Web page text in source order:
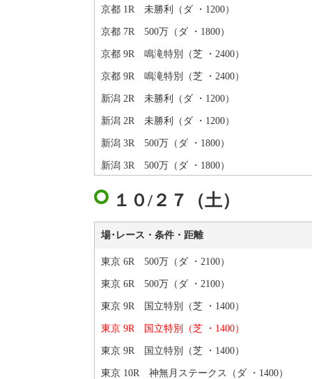
京都 1R 未勝利（ダ ・1200）
京都 7R 500万（ダ ・1800）
京都 9R 鳴滝特別（芝 ・2400）
京都 9R 鳴滝特別（芝 ・2400）
新潟 2R 未勝利（ダ ・1200）
新潟 2R 未勝利（ダ ・1200）
新潟 3R 500万（ダ ・1800）
新潟 3R 500万（ダ ・1800）
１０/２７（土）
場･レース・条件・距離
東京 6R 500万（ダ ・2100）
東京 6R 500万（ダ ・2100）
東京 9R 国立特別（芝 ・1400）
東京 9R 国立特別（芝 ・1400）
東京 9R 国立特別（芝 ・1400）
東京 10R 神無月ステークス（ダ ・1400）